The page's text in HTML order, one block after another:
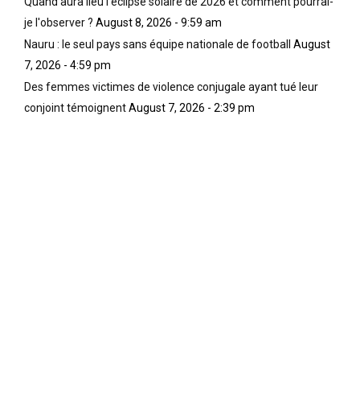
je l'observer ? August 8, 2026 - 9:59 am
Nauru : le seul pays sans équipe nationale de football
August
7, 2026 - 4:59 pm
Des femmes victimes de violence conjugale ayant tué leur
conjoint témoignentAugust 7, 2026 - 2:39 pm